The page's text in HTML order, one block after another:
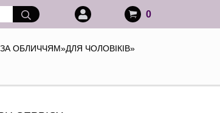
0
ОБЛИЧЧЯМ»ДЛЯ ЧОЛОВІКІВ»